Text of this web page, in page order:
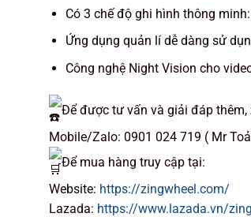
Có 3 chế độ ghi hình thông
Ứng dụng quản lí dễ dàng sử
Công nghệ Night Vision cho
Để được tư vấn và giải đáp thêm,
Mobile/Zalo: 0901 024 719 ( Mr
Để mua hàng truy cập tại:
Website: https://zingwheel.com/
Lazada: https://www.lazada.vn/